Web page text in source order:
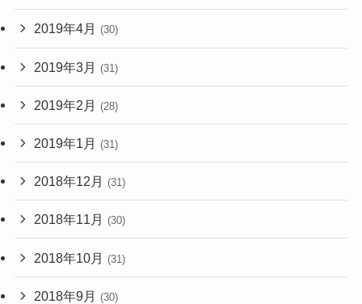
2019年4月 (30)
2019年3月 (31)
2019年2月 (28)
2019年1月 (31)
2018年12月 (31)
2018年11月 (30)
2018年10月 (31)
2018年9月 (30)